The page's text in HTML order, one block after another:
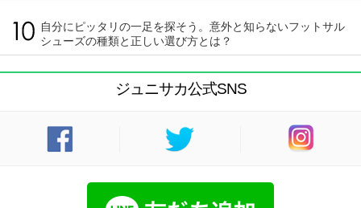
自分にピッタリの一足を探そう。意外と知らないフットサル
シューズの種類と正しい選び方とは？
ジュニサカ公式SNS